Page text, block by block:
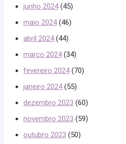
junho 2024(45)
maio 2024(46)
abril 2024(44)
março 2024(34)
fevereiro 2024(70)
janeiro 2024(55)
dezembro 2023 (60)
novembro 2023 (59)
outubro 2023 (50)